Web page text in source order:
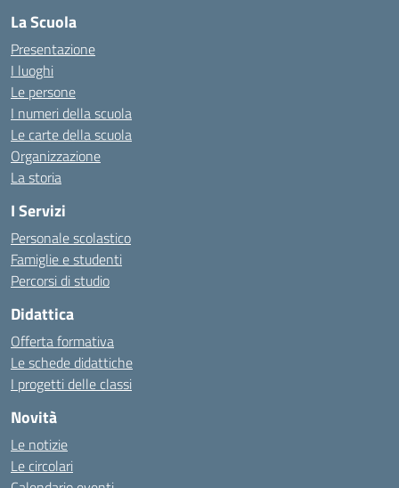
La Scuola
Presentazione
I luoghi
Le persone
I numeri della scuola
Le carte della scuola
Organizzazione
La storia
I Servizi
Personale scolastico
Famiglie e studenti
Percorsi di studio
Didattica
Offerta formativa
Le schede didattiche
I progetti delle classi
Novità
Le notizie
Le circolari